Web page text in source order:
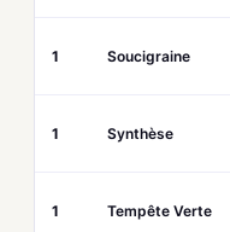
1 Soucigraine
1 Synthèse
1 Tempête Verte